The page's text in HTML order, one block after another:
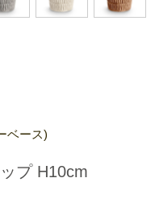
ベース)
プ H10cm